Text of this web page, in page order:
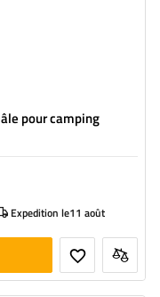
pour camping
Expedition le11 août